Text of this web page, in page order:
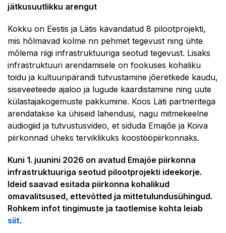
jätkusuutlikku arengut
Kokku on Eestis ja Lätis kavandatud 8 pilootprojekti,
mis hõlmavad kolme nn pehmet tegevust ning ühte
mõlema riigi infrastruktuuriga seotud tegevust. Lisaks
infrastruktuuri arendamisele on fookuses kohaliku
toidu ja kultuuripärandi tutvustamine jõeretkede kaudu,
siseveeteede ajaloo ja lugude kaardistamine ning uute
külastajakogemuste pakkumine. Koos Läti partneritega
arendatakse ka ühiseid lahendusi, nagu mitmekeelne
audiogiid ja tutvustusvideo, et siduda Emajõe ja Koiva
piirkonnad üheks terviklikuks koostööpiirkonnaks.
Kuni 1. juunini 2026 on avatud Emajõe piirkonna
infrastruktuuriga seotud pilootprojekti ideekorje.
Ideid saavad esitada piirkonna kohalikud
omavalitsused, ettevõtted ja mittetulundusühingud.
Rohkem infot tingimuste ja taotlemise kohta leiab
siit.